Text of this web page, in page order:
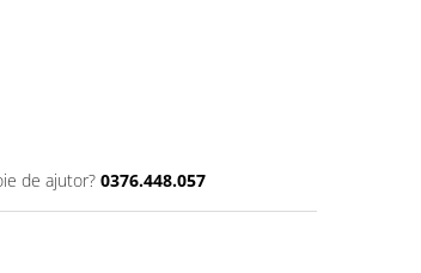
de ajutor? 0376.448.057